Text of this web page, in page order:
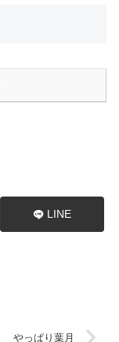
LINE
やっぱり葉月